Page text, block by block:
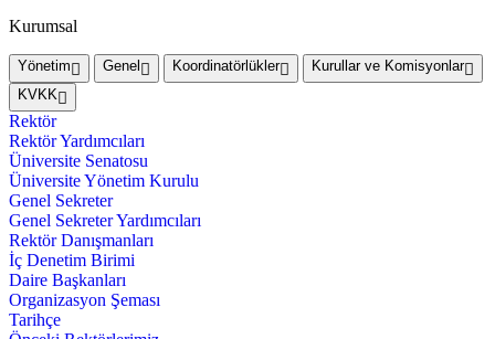
Kurumsal
Yönetim Genel Koordinatörlükler
Kurullar ve Komisyonlar
KVKK
Rektör
Rektör Yardımcıları
Üniversite Senatosu
Üniversite Yönetim Kurulu
Genel Sekreter
Genel Sekreter Yardımcıları
Rektör Danışmanları
İç Denetim Birimi
Daire Başkanları
Organizasyon Şeması
Tarihçe